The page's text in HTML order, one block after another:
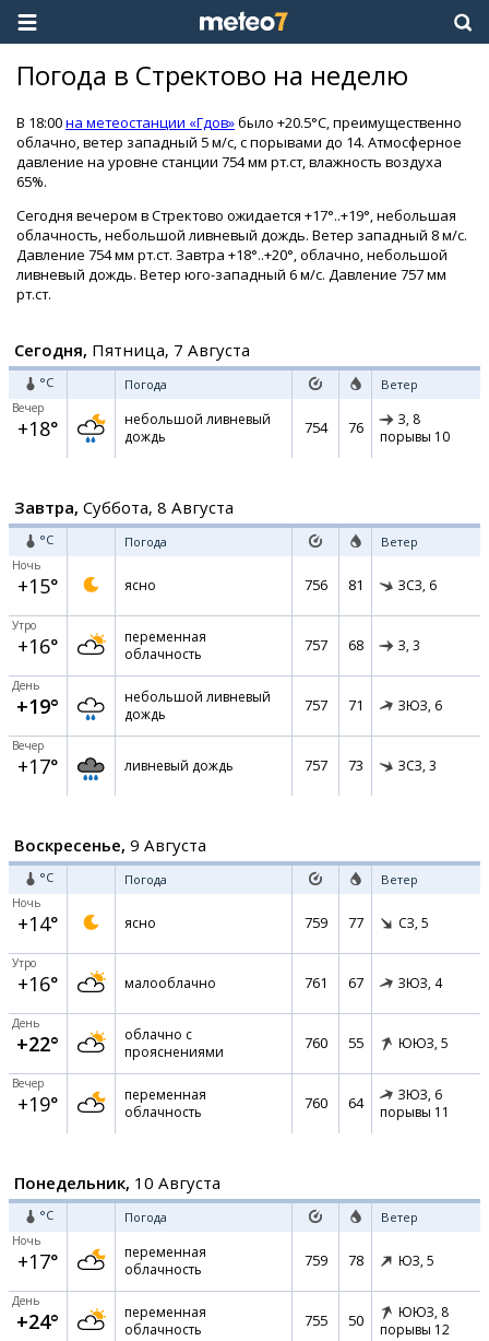
Погода в Стректово на неделю
В 18:00на метеостанции «Гдов»было +20.5°C, преимущественно
облачно, ветер западный 5 м/с, с порывами до 14. Атмосферное
давление на уровне станции 754 мм рт.ст, влажность воздуха
65%.
Сегодня вечером в Стректово ожидается +17°..+19°, небольшая
облачность, небольшой ливневый дождь. Ветер западный 8 м/с.
Давление 754 мм рт.ст. Завтра +18°..+20°, облачно, небольшой
ливневый дождь. Ветер юго-западный 6 м/с. Давление 757 мм
рт.ст.
Сегодня, Пятница, 7 Августа
°C Погода Ветер
Вечер
+18°
небольшой ливневый
дождь
754 76 З, 8
порывы 10
Завтра, Суббота, 8 Августа
°C Погода Ветер
Ночь
+15° ясно 756 81 ЗСЗ, 6
Утро
+16°
переменная
облачность
757 68 З, 3
День
+19°
небольшой ливневый
дождь
757 71 ЗЮЗ, 6
Вечер
+17° ливневый дождь 757 73 ЗСЗ, 3
Воскресенье, 9 Августа
°C Погода Ветер
Ночь
+14° ясно 759 77 СЗ, 5
Утро
+16° малооблачно 761 67 ЗЮЗ, 4
День
+22°
облачно с
прояснениями
760 55 ЮЮЗ, 5
Вечер
+19°
переменная
облачность
760 64 ЗЮЗ, 6
порывы 11
Понедельник, 10 Августа
°C Погода Ветер
Ночь
+17°
переменная
облачность
759 78 ЮЗ, 5
День
+24°
переменная
облачность
755 50 ЮЮЗ, 8
порывы 12